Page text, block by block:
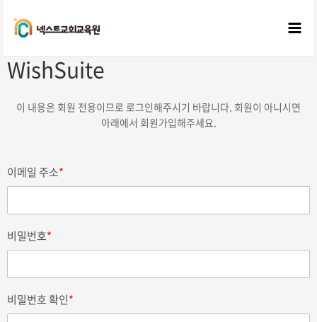
건너뛰기
WishSuite
이 내용은 회원 전용이므로 로그인해주시기 바랍니다. 회원이 아니시면
아래에서 회원가입해주세요.
이메일 주소*
비밀번호*
비밀번호 확인*